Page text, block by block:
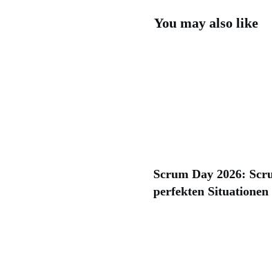
You may also like
Scrum Day 2026:
perfekten Situationen